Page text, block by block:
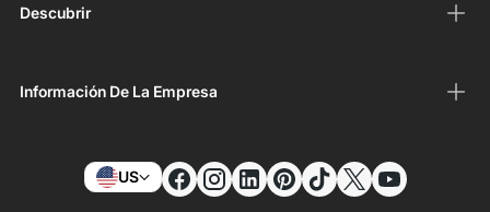
Descubrir
Información De La Empresa
US